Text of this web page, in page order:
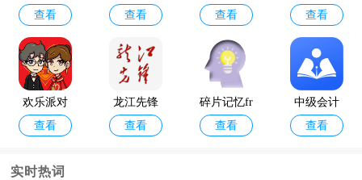
版
保险官方
版app
查看
024最新版
查看
ightbringer
官方正版
查看
新版
查看
欢乐派对
破解版
查看
龙江先锋
网
查看
碎片记忆fr
agmerory
查看
中级会计
职称题库a
查看
实时热词